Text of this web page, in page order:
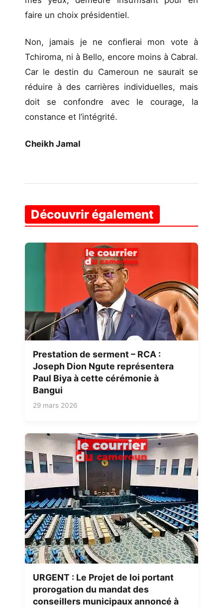
faire un choix présidentiel.
Non, jamais je ne confierai mon vote à
Tchiroma, ni à Bello, encore moins à Cabral.
Car le destin du Cameroun ne saurait se
réduire à des carrières individuelles, mais
doit se confondre avec le courage, la
constance et l’intégrité.
Cheikh Jamal
Découvrir également
Prestation de serment – RCA :
Joseph Dion Ngute représentera
Paul Biya à cette cérémonie à
Bangui
29 mars 2026
URGENT : Le Projet de loi portant
prorogation du mandat des
conseillers municipaux annoncé à